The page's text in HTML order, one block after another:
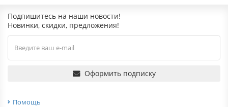
Подпишитесь на наши новости!
Новинки, скидки, предложения!
Оформить подписку
Помощь